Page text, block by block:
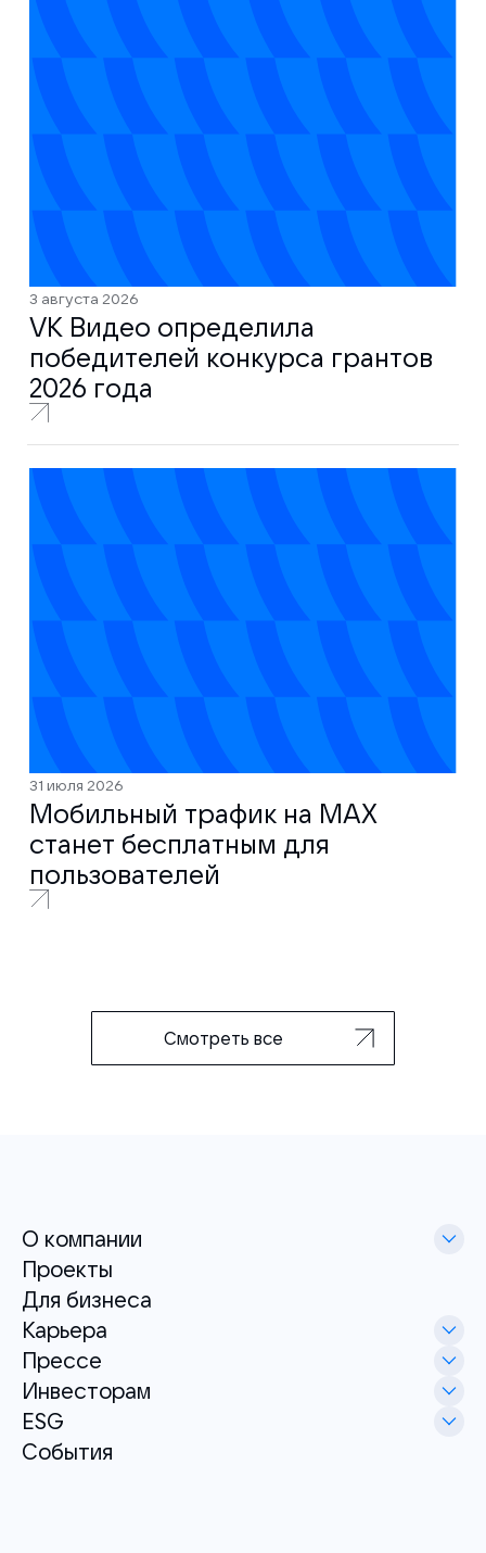
3 августа 2026
VK Видео определила
победителей конкурса грантов
2026 года
31 июля 2026
Мобильный трафик на MAX
станет бесплатным для
пользователей
Смотреть все
О компании
Проекты
Для бизнеса
Карьера
Прессе
Инвесторам
ESG
События